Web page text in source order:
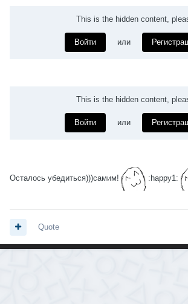
This is the hidden content,
Войти или
This is the hidden content,
Войти или
Осталось убедиться)))самим! :happy1:
Quote